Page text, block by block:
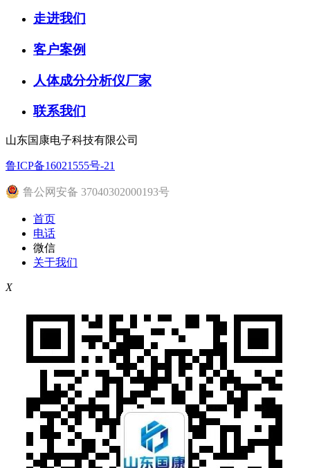
走进我们
客户案例
人体成分分析仪厂家
联系我们
山东国康电子科技有限公司
鲁ICP备16021555号-21
鲁公网安备 37040302000193号
首页
电话
微信
关于我们
X